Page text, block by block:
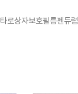
타로상자보호필름펜듀럼